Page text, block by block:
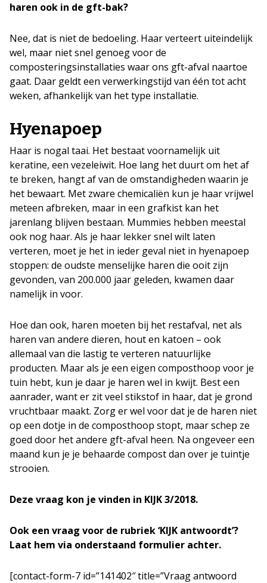
haren ook in de gft-bak?
Nee, dat is niet de bedoeling. Haar verteert uiteindelijk
wel, maar niet snel genoeg voor de
composteringsinstallaties waar ons gft-afval naartoe
gaat. Daar geldt een verwerkingstijd van één tot acht
weken, afhankelijk van het type installatie.
Hyenapoep
Haar is nogal taai. Het bestaat voornamelijk uit
keratine, een vezeleiwit. Hoe lang het duurt om het af
te breken, hangt af van de omstandigheden waarin je
het bewaart. Met zware chemicaliën kun je haar vrijwel
meteen afbreken, maar in een grafkist kan het
jarenlang blijven bestaan. Mummies hebben meestal
ook nog haar. Als je haar lekker snel wilt laten
verteren, moet je het in ieder geval niet in hyenapoep
stoppen: de oudste menselijke haren die ooit zijn
gevonden, van 200.000 jaar geleden, kwamen daar
namelijk in voor.
Hoe dan ook, haren moeten bij het restafval, net als
haren van andere dieren, hout en katoen – ook
allemaal van die lastig te verteren natuurlijke
producten. Maar als je een eigen composthoop voor je
tuin hebt, kun je daar je haren wel in kwijt. Best een
aanrader, want er zit veel stikstof in haar, dat je grond
vruchtbaar maakt. Zorg er wel voor dat je de haren niet
op een dotje in de composthoop stopt, maar schep ze
goed door het andere gft-afval heen. Na ongeveer een
maand kun je je behaarde compost dan over je tuintje
strooien.
Deze vraag kon je vinden in KIJK 3/2018.
Ook een vraag voor de rubriek ‘KIJK antwoordt’?
Laat hem via onderstaand formulier achter.
[contact-form-7 id=”141402″ title=”Vraag antwoord